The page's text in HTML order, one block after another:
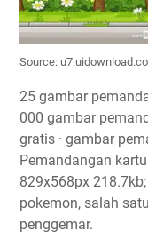
Source:
25 gambar
000 gambar
gratis · gambar
Pemandangan
829x568px
pokemon, salah
penggemar.